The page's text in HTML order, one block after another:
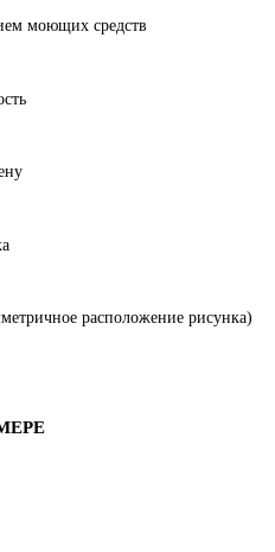
моющих средств
расположение рисунка)